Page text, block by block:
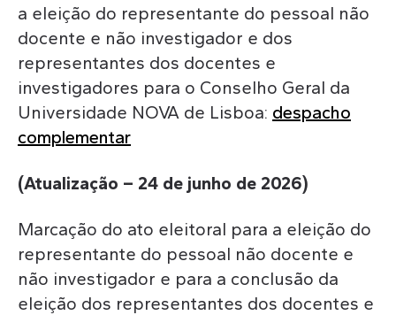
a eleição do representante do pessoal não
docente e não investigador e dos
representantes dos docentes e
investigadores para o Conselho Geral da
Universidade NOVA de Lisboa: despacho
complementar
(Atualização – 24 de junho de 2026)
Marcação do ato eleitoral para a eleição do
representante do pessoal não docente e
não investigador e para a conclusão da
eleição dos representantes dos docentes e